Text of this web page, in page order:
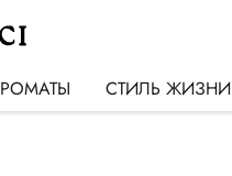
СТИЛЬ ЖИЗНИ